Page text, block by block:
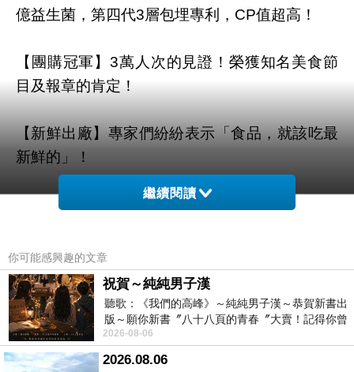
億益生菌，第四代3層包埋專利，CP值超高！
【團購冠軍】3萬人次的見證！榮獲知名美食節
目及報章的肯定！
【新鮮出廠】專家們紛紛表示「食品，就該吃最
新鮮的」！
【調整體質】高營養低卡配方、幫助建立益菌生
【美食主義】超好吃的多多香甜風味、爽脆顆粒
嚼感，全家人都愛的益生菌！
商品訊息描述:
繼續閱讀
你可能感興趣的文章
祝賀～純純男子漢
聽歌：《我們的高峰》～純純男子漢～恭賀新書出
版～願你新書〞八十八頁的青春〞大賣！記得你曾
經在我的版留言…「好讚的圖^^感覺大家
2026-08-06
2026.08.06